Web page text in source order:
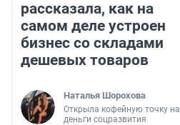
рассказала, как на
самом деле устроен
бизнес со складами
дешевых товаров
Наталья Шорохова
Открыла кофейную точку на
деньги соцразвития